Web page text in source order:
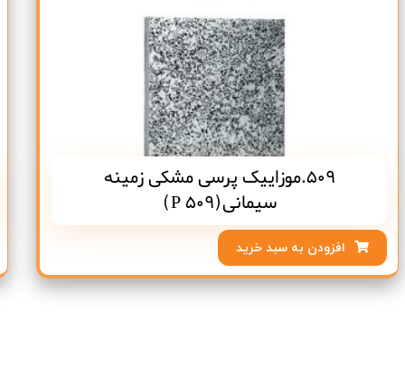
509.موزاییک پرسی مشکی زمینه
سیمانی(P 509)
افزودن به سبد خرید